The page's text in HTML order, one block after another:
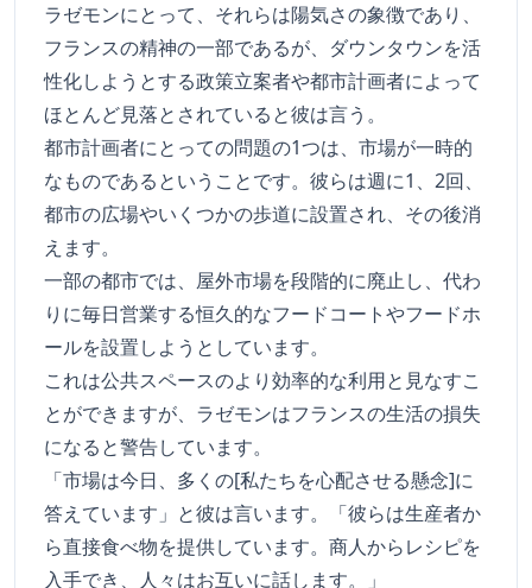
ラゼモンにとって、それらは陽気さの象徴であり、
フランスの精神の一部であるが、ダウンタウンを活
性化しようとする政策立案者や都市計画者によって
ほとんど見落とされていると彼は言う。
都市計画者にとっての問題の1つは、市場が一時的
なものであるということです。彼らは週に1、2回、
都市の広場やいくつかの歩道に設置され、その後消
えます。
一部の都市では、屋外市場を段階的に廃止し、代わ
りに毎日営業する恒久的なフードコートやフードホ
ールを設置しようとしています。
これは公共スペースのより効率的な利用と見なすこ
とができますが、ラゼモンはフランスの生活の損失
になると警告しています。
「市場は今日、多くの[私たちを心配させる懸念]に
答えています」と彼は言います。「彼らは生産者か
ら直接食べ物を提供しています。商人からレシピを
入手でき、人々はお互いに話します。」